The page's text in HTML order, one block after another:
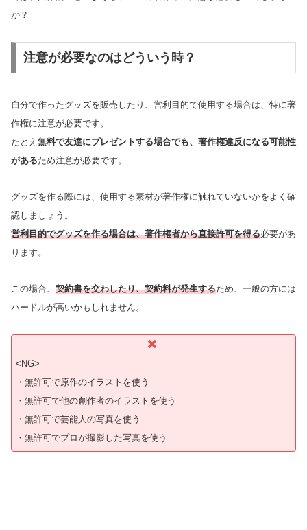
か？
注意が必要なのはどういう時？
自分で作ったグッズを販売したり、営利目的で使用する場合は、特に著
作権に注意が必要です。
たとえ 無料で友達にプレゼントする場合でも、著作権違反になる可能性
があるため注意が必要です。
グッズを作る際には、使用する素材が著作権に触れていないかをよく確
認しましょう。
営利目的でグッズを作る場合は、著作権者から直接許可を得る必要があ
ります。
この場合、 契約書を交わしたり、契約料が発生するため、一般の方には
ハードルが高いかもしれません。
<NG>
・無許可で原作のイラストを使う
・無許可で他の創作者のイラストを使う
・無許可で芸能人の写真を使う
・無許可でプロが撮影した写真を使う